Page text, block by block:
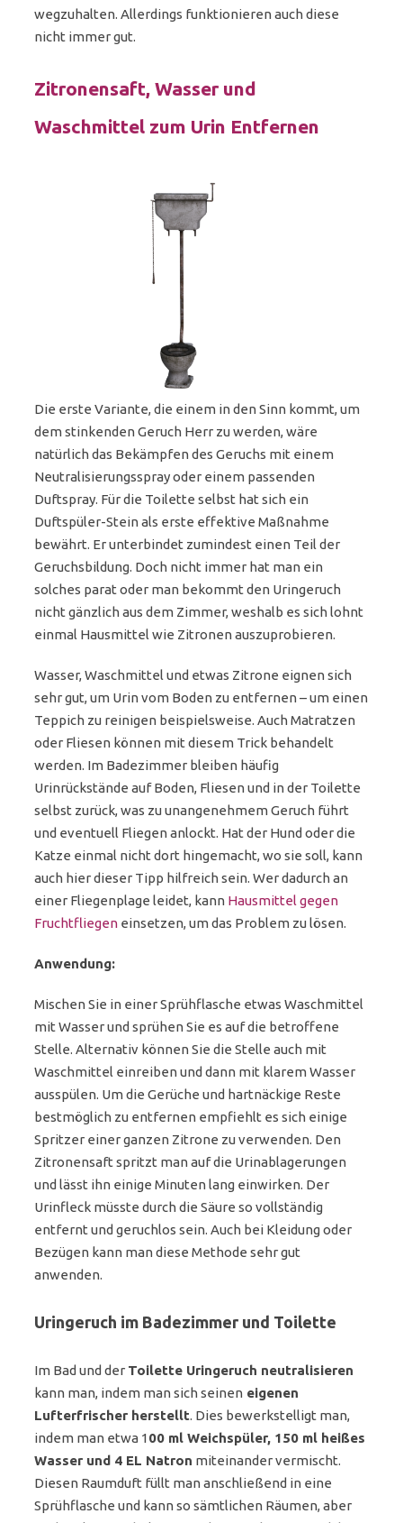
wegzuhalten. Allerdings funktionieren auch diese
nicht immer gut.
Zitronensaft, Wasser und
Waschmittel zum Urin Entfernen
Die erste Variante, die einem in den Sinn kommt, um
dem stinkenden Geruch Herr zu werden, wäre
natürlich das Bekämpfen des Geruchs mit einem
Neutralisierungsspray oder einem passenden
Duftspray. Für die Toilette selbst hat sich ein
Duftspüler-Stein als erste effektive Maßnahme
bewährt. Er unterbindet zumindest einen Teil der
Geruchsbildung. Doch nicht immer hat man ein
solches parat oder man bekommt den Uringeruch
nicht gänzlich aus dem Zimmer, weshalb es sich lohnt
einmal Hausmittel wie Zitronen auszuprobieren.
Wasser, Waschmittel und etwas Zitrone eignen sich
sehr gut, um Urin vom Boden zu entfernen – um einen
Teppich zu reinigen beispielsweise. Auch Matratzen
oder Fliesen können mit diesem Trick behandelt
werden. Im Badezimmer bleiben häufig
Urinrückstände auf Boden, Fliesen und in der Toilette
selbst zurück, was zu unangenehmem Geruch führt
und eventuell Fliegen anlockt. Hat der Hund oder die
Katze einmal nicht dort hingemacht, wo sie soll, kann
auch hier dieser Tipp hilfreich sein. Wer dadurch an
einer Fliegenplage leidet, kann Hausmittel gegen
Fruchtfliegen einsetzen, um das Problem zu lösen.
Anwendung:
Mischen Sie in einer Sprühflasche etwas Waschmittel
mit Wasser und sprühen Sie es auf die betroffene
Stelle. Alternativ können Sie die Stelle auch mit
Waschmittel einreiben und dann mit klarem Wasser
ausspülen. Um die Gerüche und hartnäckige Reste
bestmöglich zu entfernen empfiehlt es sich einige
Spritzer einer ganzen Zitrone zu verwenden. Den
Zitronensaft spritzt man auf die Urinablagerungen
und lässt ihn einige Minuten lang einwirken. Der
Urinfleck müsste durch die Säure so vollständig
entfernt und geruchlos sein. Auch bei Kleidung oder
Bezügen kann man diese Methode sehr gut
anwenden.
Uringeruch im Badezimmer und Toilette
Im Bad und der Toilette Uringeruch neutralisieren
kann man, indem man sich seinen eigenen
Lufterfrischer herstellt. Dies bewerkstelligt man,
indem man etwa 100 ml Weichspüler, 150 ml heißes
Wasser und 4 EL Natron miteinander vermischt.
Diesen Raumduft füllt man anschließend in eine
Sprühflasche und kann so sämtlichen Räumen, aber